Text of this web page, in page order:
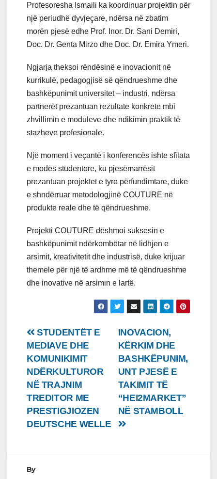
Profesoresha Ismaili ka koordinuar projektin për
një periudhë dyvjeçare, ndërsa në zbatim
morën pjesë edhe Prof. Inor. Dr. Sani Demiri,
Doc. Dr. Genta Mirzo dhe Doc. Dr. Emira Ymeri.
Ngjarja theksoi rëndësinë e inovacionit në
kurrikulë, pedagogjisë së qëndrueshme dhe
bashkëpunimit universitet – industri, ndërsa
partnerët prezantuan rezultate konkrete mbi
zhvillimin e moduleve dhe ndikimin praktik të
stazheve profesionale.
Një moment i veçantë i konferencës ishte sfilata
e modës studentore, ku pjesëmarrësit
prezantuan projektet e tyre përfundimtare, duke
e shndërruar metodologjinë COUTURE në
produkte reale dhe të qëndrueshme.
Projekti COUTURE dëshmoi suksesin e
bashkëpunimit ndërkombëtar në lidhjen e
arsimit, kreativitetit dhe industrisë, duke krijuar
themele për një të ardhme më të qëndrueshme
dhe inovative në arsimin e lartë.
Lëvizje
te
postimet
INOVACION,
KËRKIM DHE
BASHKËPUNIM,
UNT PJESË E
TAKIMIT TË
“HEI2MARKET”
NË STAMBOLL
STUDENTËT E
MEDIAVE DHE
KOMUNIKIMIT
NDËRKULTUROR
NË TRAJNIM
TREDITOR ME
PRESTIGJIOZEN
DEUTSCHE WELLE
By